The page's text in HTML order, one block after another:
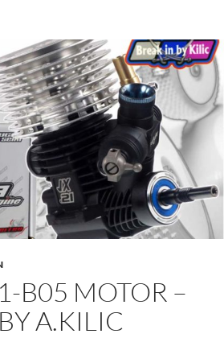
B05 MOTOR –
A.KILIC